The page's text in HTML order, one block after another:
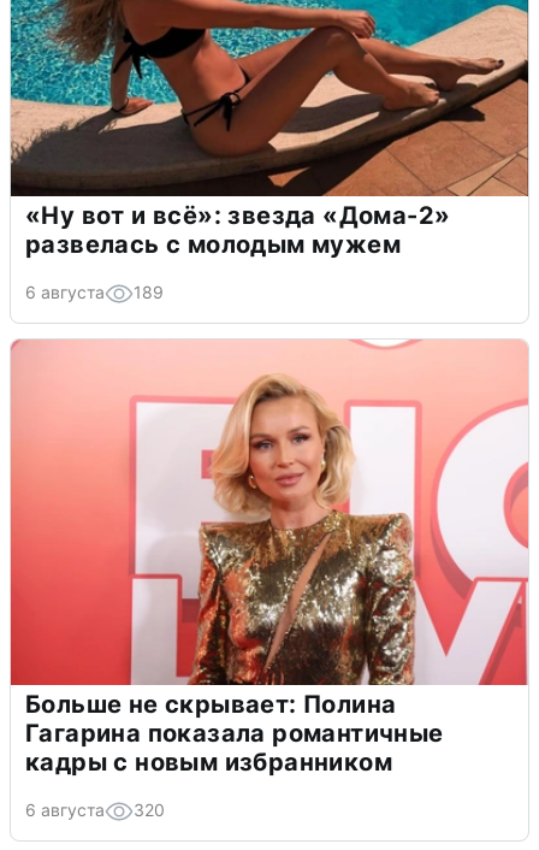
«Ну вот и всё»: звезда «Дома-2»
развелась с молодым мужем
6 августа 189
Больше не скрывает: Полина
Гагарина показала романтичные
кадры с новым избранником
6 августа 320